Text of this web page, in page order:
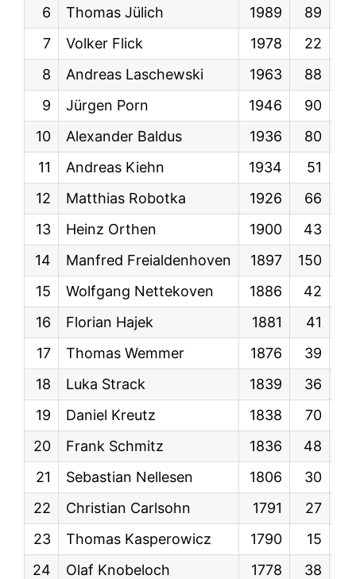
6 Thomas Jülich 1989 89
7
Volker Flick 1978 22
8
Andreas Laschewski 1963 88
9
Jürgen Porn 1946 90
10
Alexander Baldus 1936 80
11
Andreas Kiehn 1934 51
12
Matthias Robotka 1926 66
13
Heinz Orthen 1900 43
14
Manfred Freialdenhoven 1897 150
15
Wolfgang Nettekoven 1886 42
16
Florian Hajek 1881 41
17
Thomas Wemmer 1876 39
18
Luka Strack 1839 36
19
Daniel Kreutz 1838 70
20
Frank Schmitz 1836 48
21
Sebastian Nellesen 1806 30
22
Christian Carlsohn 1791 27
23
Thomas Kasperowicz 1790 15
24
Olaf Knobeloch 1778 38